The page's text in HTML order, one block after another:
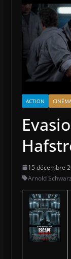
ACTION
15 décembre
Arnold